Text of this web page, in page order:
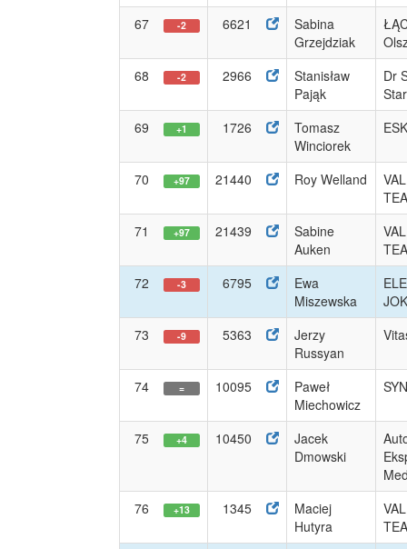
67
-2 6621
Sabina
Grzejdziak
68
-2 2966
Stanisław
Pająk
Dr
69
+1 1726
Tomasz
Winciorek
70 +97 21440 Roy Welland
71
+97 21439
Sabine
Auken
72
-3 6795
Ewa
Miszewska
73
-9 5363
Jerzy
Russyan
74 = 10095
Paweł
Miechowicz
75 +4 10450
Jacek
Dmowski
76
+13 1345
Maciej
Hutyra